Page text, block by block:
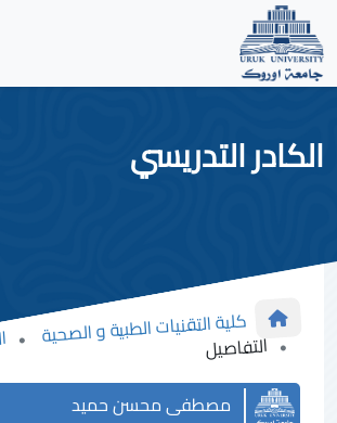
الكادر التدريسي
كلية التقنيات الطبية و الصحية
التفاصيل
مصطفى محسن حميد